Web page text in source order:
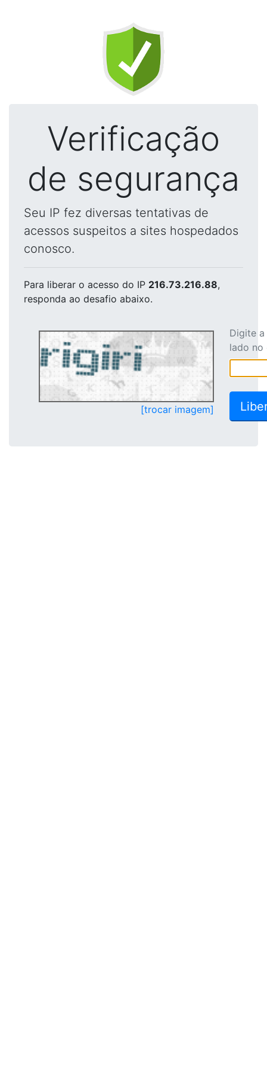
Verificação
de segurança
Seu IP fez diversas tentativas de
acessos suspeitos a sites hospedados
conosco.
Para liberar o acesso do IP 216.73.216.88,
responda ao desafio abaixo.
[trocar imagem]
Digite
lado no